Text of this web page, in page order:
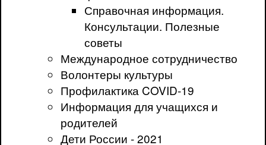
Справочная информация.
Консультации. Полезные
советы
Международное сотрудничество
Волонтеры культуры
Профилактика COVID-19
Информация для учащихся и
родителей
Дети России - 2021